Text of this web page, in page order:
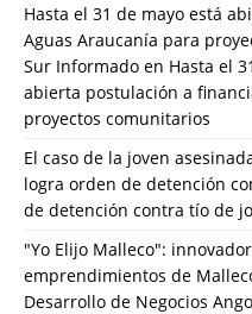
Hasta el 31 de mayo está
Aguas Araucanía para
Sur Informado en Hasta el
abierta postulación a
proyectos comunitarios
El caso de la joven
logra orden de detención
de detención contra tío de
"Yo Elijo Malleco":
emprendimientos de
Desarrollo de Negocios